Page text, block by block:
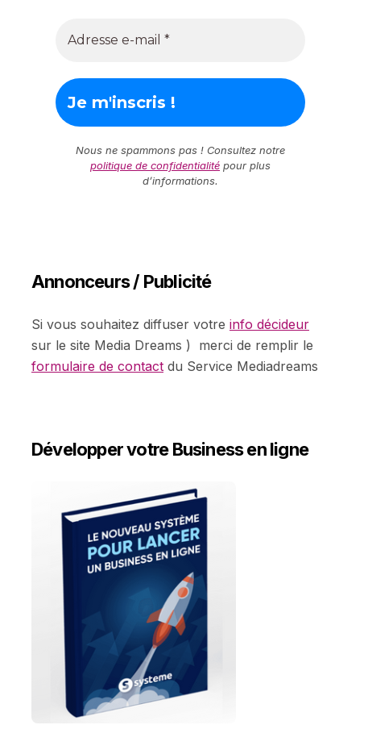
Nous ne spammons pas ! Consultez notre
politique de confidentialité pour plus
d’informations.
Annonceurs / Publicité
Si vous souhaitez diffuser votre info décideur
sur le site Media Dreams ) merci de remplir le
formulaire de contact du Service Mediadreams
Développer votre Business en ligne